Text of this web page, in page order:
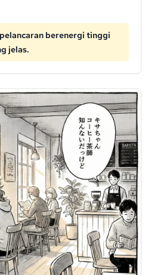
berenergi tinggi
jelas.